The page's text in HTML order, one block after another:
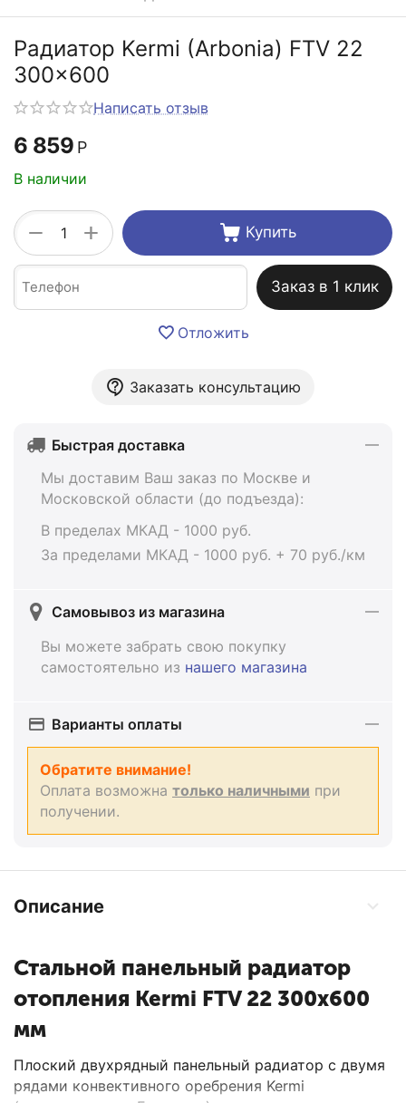
Радиатор Kermi (Arbonia) FTV 22
300x600
Написать отзыв
6 859 Р
В наличии
+
− Купить
Заказ в 1 клик
Отложить
Заказать консультацию
Быстрая доставка
Мы доставим Ваш заказ по Москве и
Московской области (до подъезда):
В пределах МКАД - 1000 руб.
За пределами МКАД - 1000 руб. + 70 руб./км
Самовывоз из магазина
Вы можете забрать свою покупку
самостоятельно из нашего магазина
Варианты оплаты
Обратите внимание!
Оплата возможна только наличными при
получении.
Описание
Стальной панельный радиатор
отопления Kermi FTV 22 300x600
мм
Плоский двухрядный панельный радиатор с двумя
рядами конвективного оребрения Kermi